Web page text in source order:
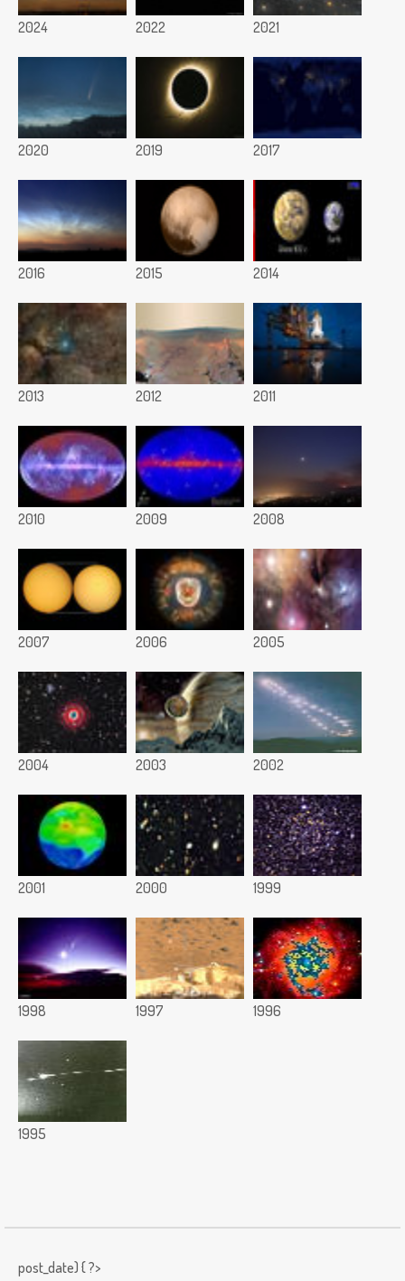
2024 2022 2021
2020 2019 2017
2016 2015 2014
2013 2012 2011
2010 2009 2008
2007 2006 2005
2004 2003 2002
2001 2000 1999
1998 1997 1996
1995
post_date) { ?>